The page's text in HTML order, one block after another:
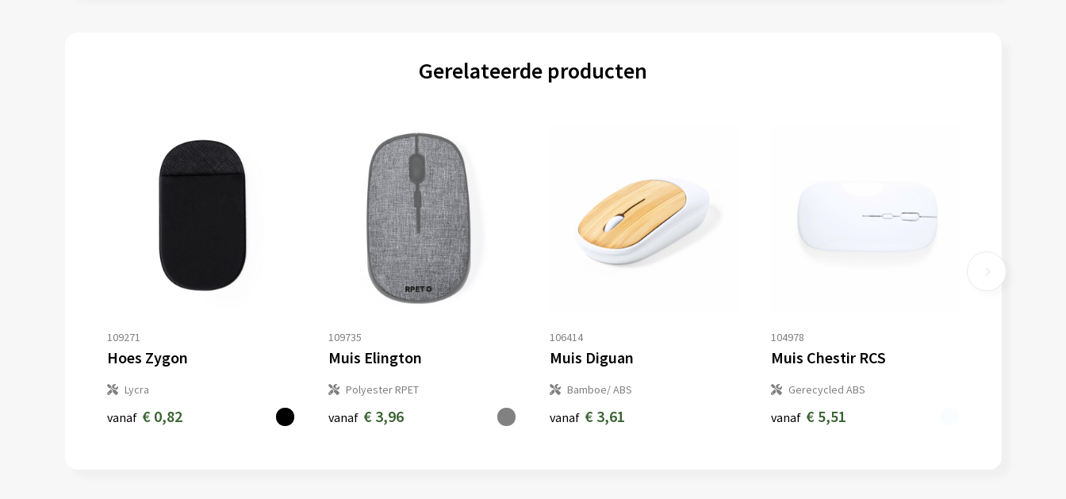
Gerelateerde producten
109271
Hoes Zygon
Lycra
vanaf € 0,82
109735
Muis Elington
Polyester RPET
vanaf € 3,96
106414
Muis Diguan
Bamboe/ ABS
vanaf € 3,61
104978
Muis Chestir RCS
Gerecycled ABS
vanaf € 5,51